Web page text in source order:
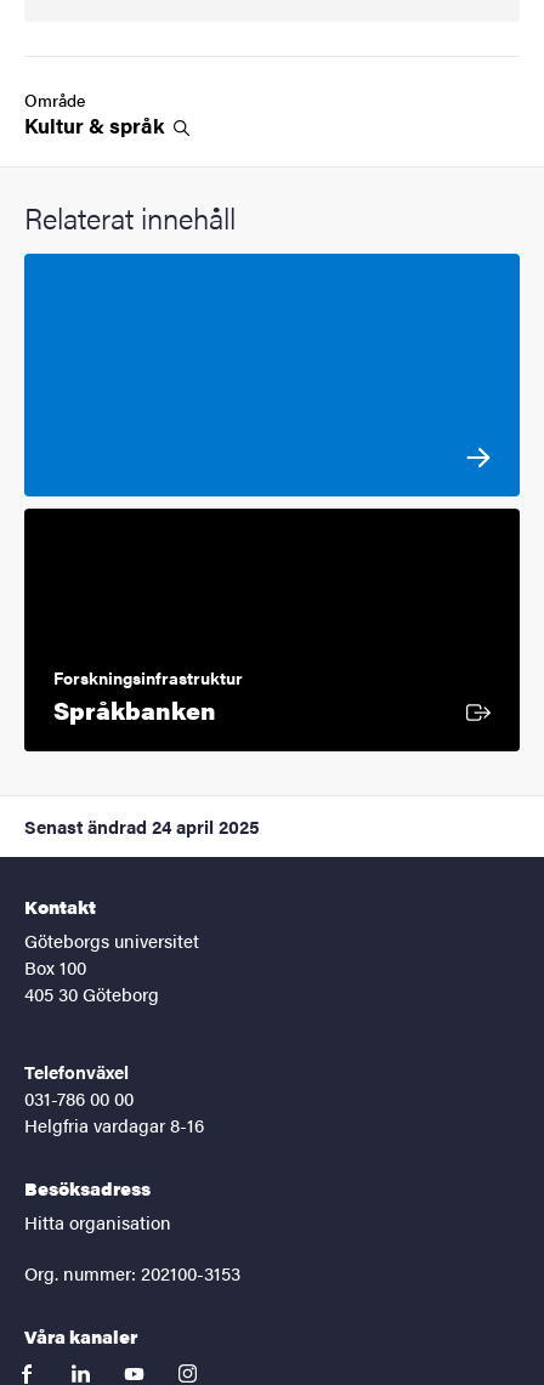
Område
Kultur &språk
Relaterat innehåll
Forskningsinfrastruktur
Språkbanken
Senast ändrad 24 april 2025
Kontakt
Göteborgs universitet
Box 100
405 30 Göteborg
Telefonväxel
031-786 00 00
Helgfria vardagar 8-16
Besöksadress
Hitta organisation
Org. nummer: 202100-3153
Våra kanaler